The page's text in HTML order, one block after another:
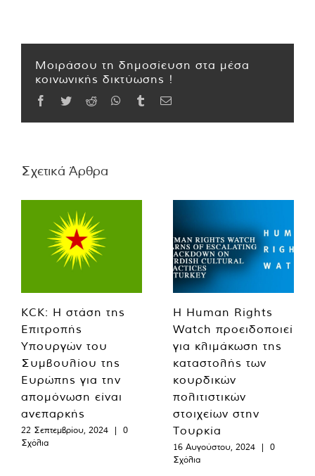
Μοιράσου τη δημοσίευση στα μέσα
κοινωνικής δικτύωσης !
Facebook
TwitterReddit WhatsApp
TumblrEmail
Σχετικά Άρθρα
KCK: Η στάση της
Επιτροπής
Υπουργών του
Συμβουλίου της
Ευρώπης για την
απομόνωση είναι
ανεπαρκής
22 Σεπτεμβρίου, 2024 |
0
Σχόλια
Η Human Rights
Watch προειδοποιεί
για κλιμάκωση της
καταστολής των
κουρδικών
πολιτιστικών
στοιχείων στην
Τουρκία
16 Αυγούστου, 2024 |
0
Σχόλια